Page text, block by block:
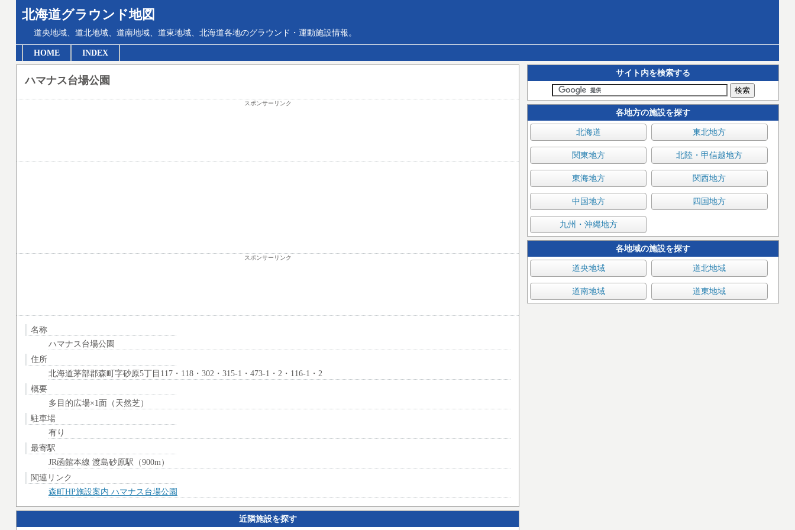
北海道グラウンド地図
道央地域、道北地域、道南地域、道東地域、北海道各地のグラウンド・運動施設情報。
HOME INDEX
サイト内を検索する
各地方の施設を探す
北海道 東北地方
関東地方 北陸・甲信越地方
東海地方 関西地方
中国地方 四国地方
九州・沖縄地方
各地域の施設を探す
道央地域 道北地域
道南地域 道東地域
ハマナス台場公園
スポンサーリンク
スポンサーリンク
名称
ハマナス台場公園
住所
北海道茅部郡森町字砂原5丁目117・118・302・315-1・473-1・2・116-1・2
概要
多目的広場×1面（天然芝）
駐車場
有り
最寄駅
JR函館本線 渡島砂原駅（900m）
関連リンク
森町HP施設案内 ハマナス台場公園
近隣施設を探す